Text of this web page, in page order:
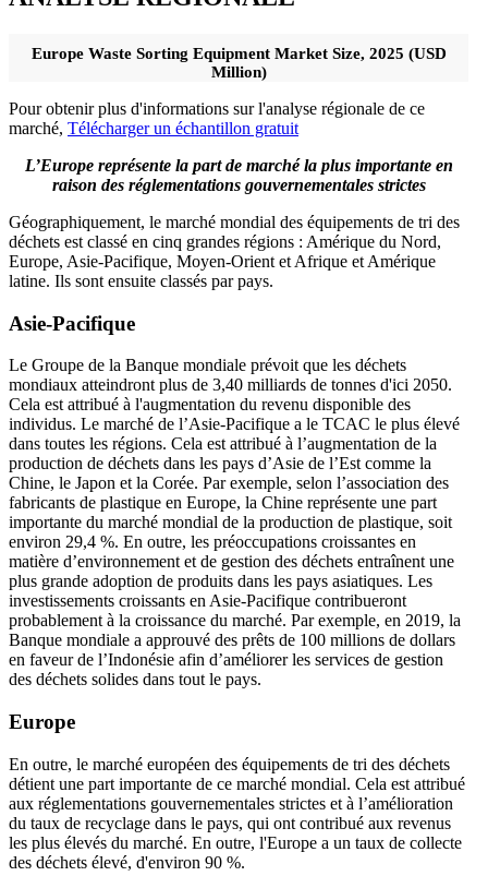
Europe Waste Sorting Equipment Market Size, 2025 (USD
Million)
Pour obtenir plus d'informations sur l'analyse régionale de ce
marché, Télécharger un échantillon gratuit
L’Europe représente la part de marché la plus importante en
raison des réglementations gouvernementales strictes
Géographiquement, le marché mondial des équipements de tri des
déchets est classé en cinq grandes régions : Amérique du Nord,
Europe, Asie-Pacifique, Moyen-Orient et Afrique et Amérique
latine. Ils sont ensuite classés par pays.
Asie-Pacifique
Le Groupe de la Banque mondiale prévoit que les déchets
mondiaux atteindront plus de 3,40 milliards de tonnes d'ici 2050.
Cela est attribué à l'augmentation du revenu disponible des
individus. Le marché de l’Asie-Pacifique a le TCAC le plus élevé
dans toutes les régions. Cela est attribué à l’augmentation de la
production de déchets dans les pays d’Asie de l’Est comme la
Chine, le Japon et la Corée. Par exemple, selon l’association des
fabricants de plastique en Europe, la Chine représente une part
importante du marché mondial de la production de plastique, soit
environ 29,4 %. En outre, les préoccupations croissantes en
matière d’environnement et de gestion des déchets entraînent une
plus grande adoption de produits dans les pays asiatiques. Les
investissements croissants en Asie-Pacifique contribueront
probablement à la croissance du marché. Par exemple, en 2019, la
Banque mondiale a approuvé des prêts de 100 millions de dollars
en faveur de l’Indonésie afin d’améliorer les services de gestion
des déchets solides dans tout le pays.
Europe
En outre, le marché européen des équipements de tri des déchets
détient une part importante de ce marché mondial. Cela est attribué
aux réglementations gouvernementales strictes et à l’amélioration
du taux de recyclage dans le pays, qui ont contribué aux revenus
les plus élevés du marché. En outre, l'Europe a un taux de collecte
des déchets élevé, d'environ 90 %.